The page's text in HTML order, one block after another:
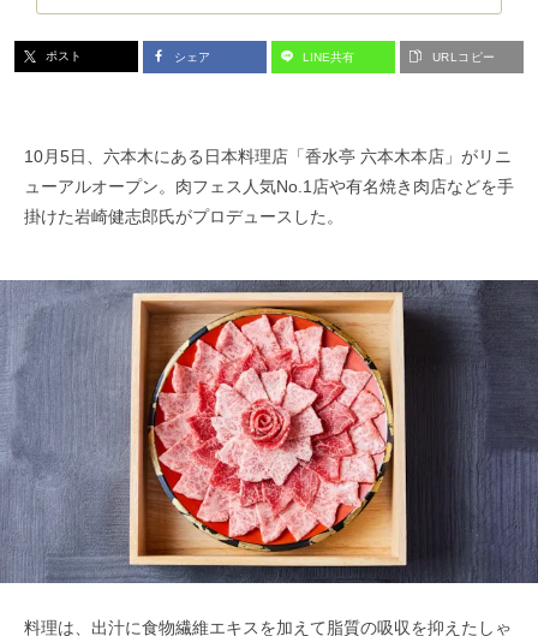
ポスト シェア LINE共有 URLコピー
10月5日、六本木にある日本料理店「香水亭 六本木本店」がリニ
ューアルオープン。肉フェス人気No.1店や有名焼き肉店などを手
掛けた岩崎健志郎氏がプロデュースした。
料理は、出汁に食物繊維エキスを加えて脂質の吸収を抑えたしゃ